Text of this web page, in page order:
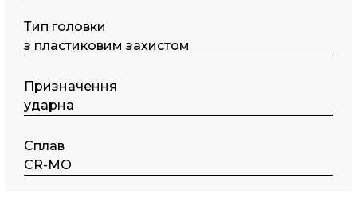
Тип головки
з пластиковим захистом
Призначення
ударна
Сплав
CR-MO